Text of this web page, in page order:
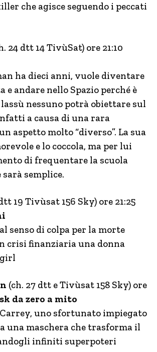
che agisce seguendo i peccati
24 dtt 14 TivùSat) ore 21:10
ha dieci anni, vuole diventare
e andare nello Spazio perché è
nessuno potrà obiettare sul
a causa di una rara
aspetto molto “diverso”. La sua
e lo coccola, ma per lui
di frequentare la scuola
semplice.
19 Tivùsat 156 Sky) ore 21:25
senso di colpa per la morte
crisi finanziaria una donna
(ch. 27 dtt e Tivùsat 158 Sky) ore
da zero a mito
uno sfortunato impiegato
una maschera che trasforma il
infiniti superpoteri